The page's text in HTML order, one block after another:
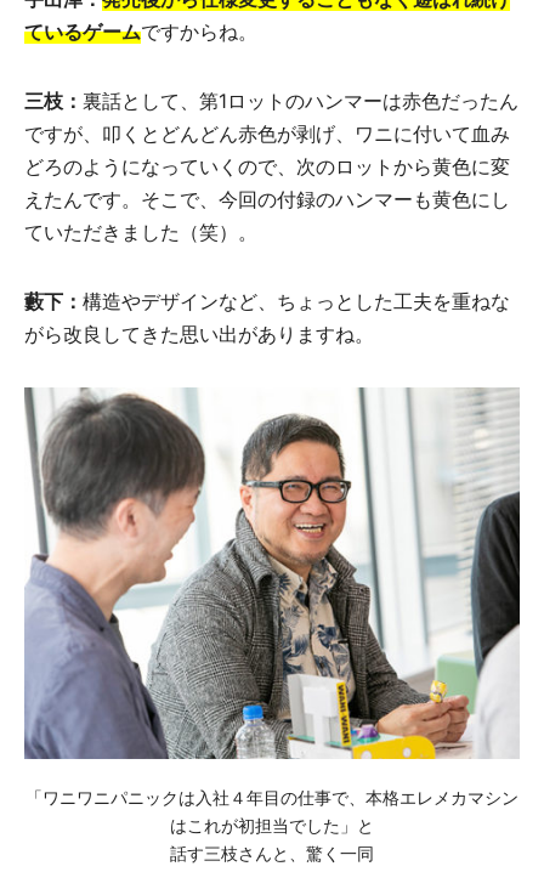
ているゲームですからね。
三枝： 裏話として、第1ロットのハンマーは赤色だったん
ですが、叩くとどんどん赤色が剥げ、ワニに付いて血み
どろのようになっていくので、次のロットから黄色に変
えたんです。そこで、今回の付録のハンマーも黄色にし
ていただきました（笑）。
藪下： 構造やデザインなど、ちょっとした工夫を重ねな
がら改良してきた思い出がありますね。
「ワニワニパニックは入社４年目の仕事で、本格エレメカマシン
はこれが初担当でした」と
話す三枝さんと、驚く一同